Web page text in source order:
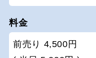
料金
前売り 4,500円